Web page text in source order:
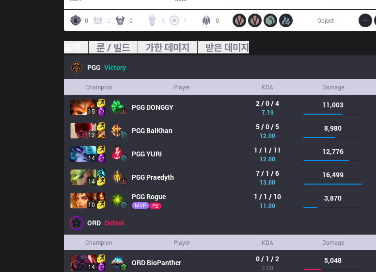
0 2 0 8 1 0 Object
룬 / 빌드 가한 데미지 받은 데미지
PGG Victory
Champion Player KDA Damage
15 PGG DONGGY 2 / 0 / 4
7.19
11,003
13 PGG BalKhan 5 / 0 / 5
12.00
8,980
14 PGGYURI 1 / 1 / 11
12.00
12,776
14 PGG Praedyth 7 / 1 / 6
13.00
16,499
10
PGG Rogue
MVP FB
1 / 1 / 10
11.00
3,870
ORD Defeat
Champion Player KDA Damage
14 ORD BioPanther 0 / 1 / 2
2.00
5,048